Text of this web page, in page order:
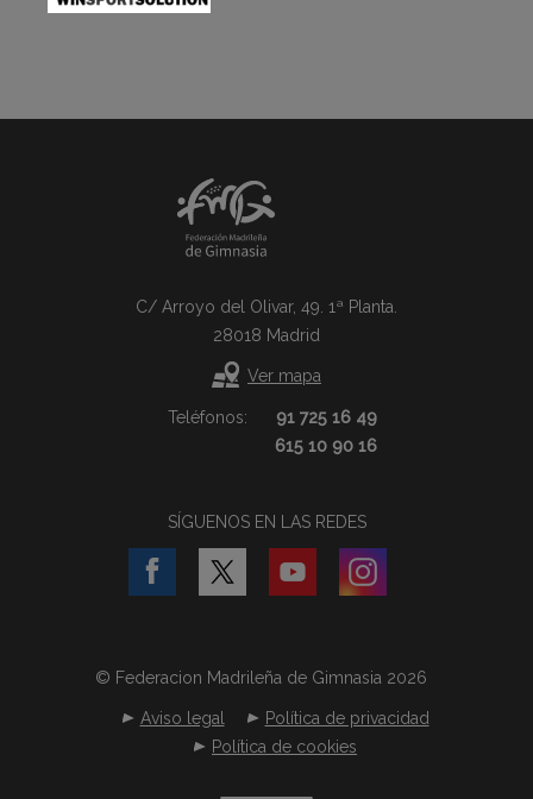
C/ Arroyo del Olivar, 49. 1ª Planta.
28018 Madrid
Ver mapa
Teléfonos:
91 725 16 49
615 10 90 16
SÍGUENOS EN LAS REDES
© Federacion Madrileña de Gimnasia 2026
Aviso legal
Política de privacidad
Política de cookies